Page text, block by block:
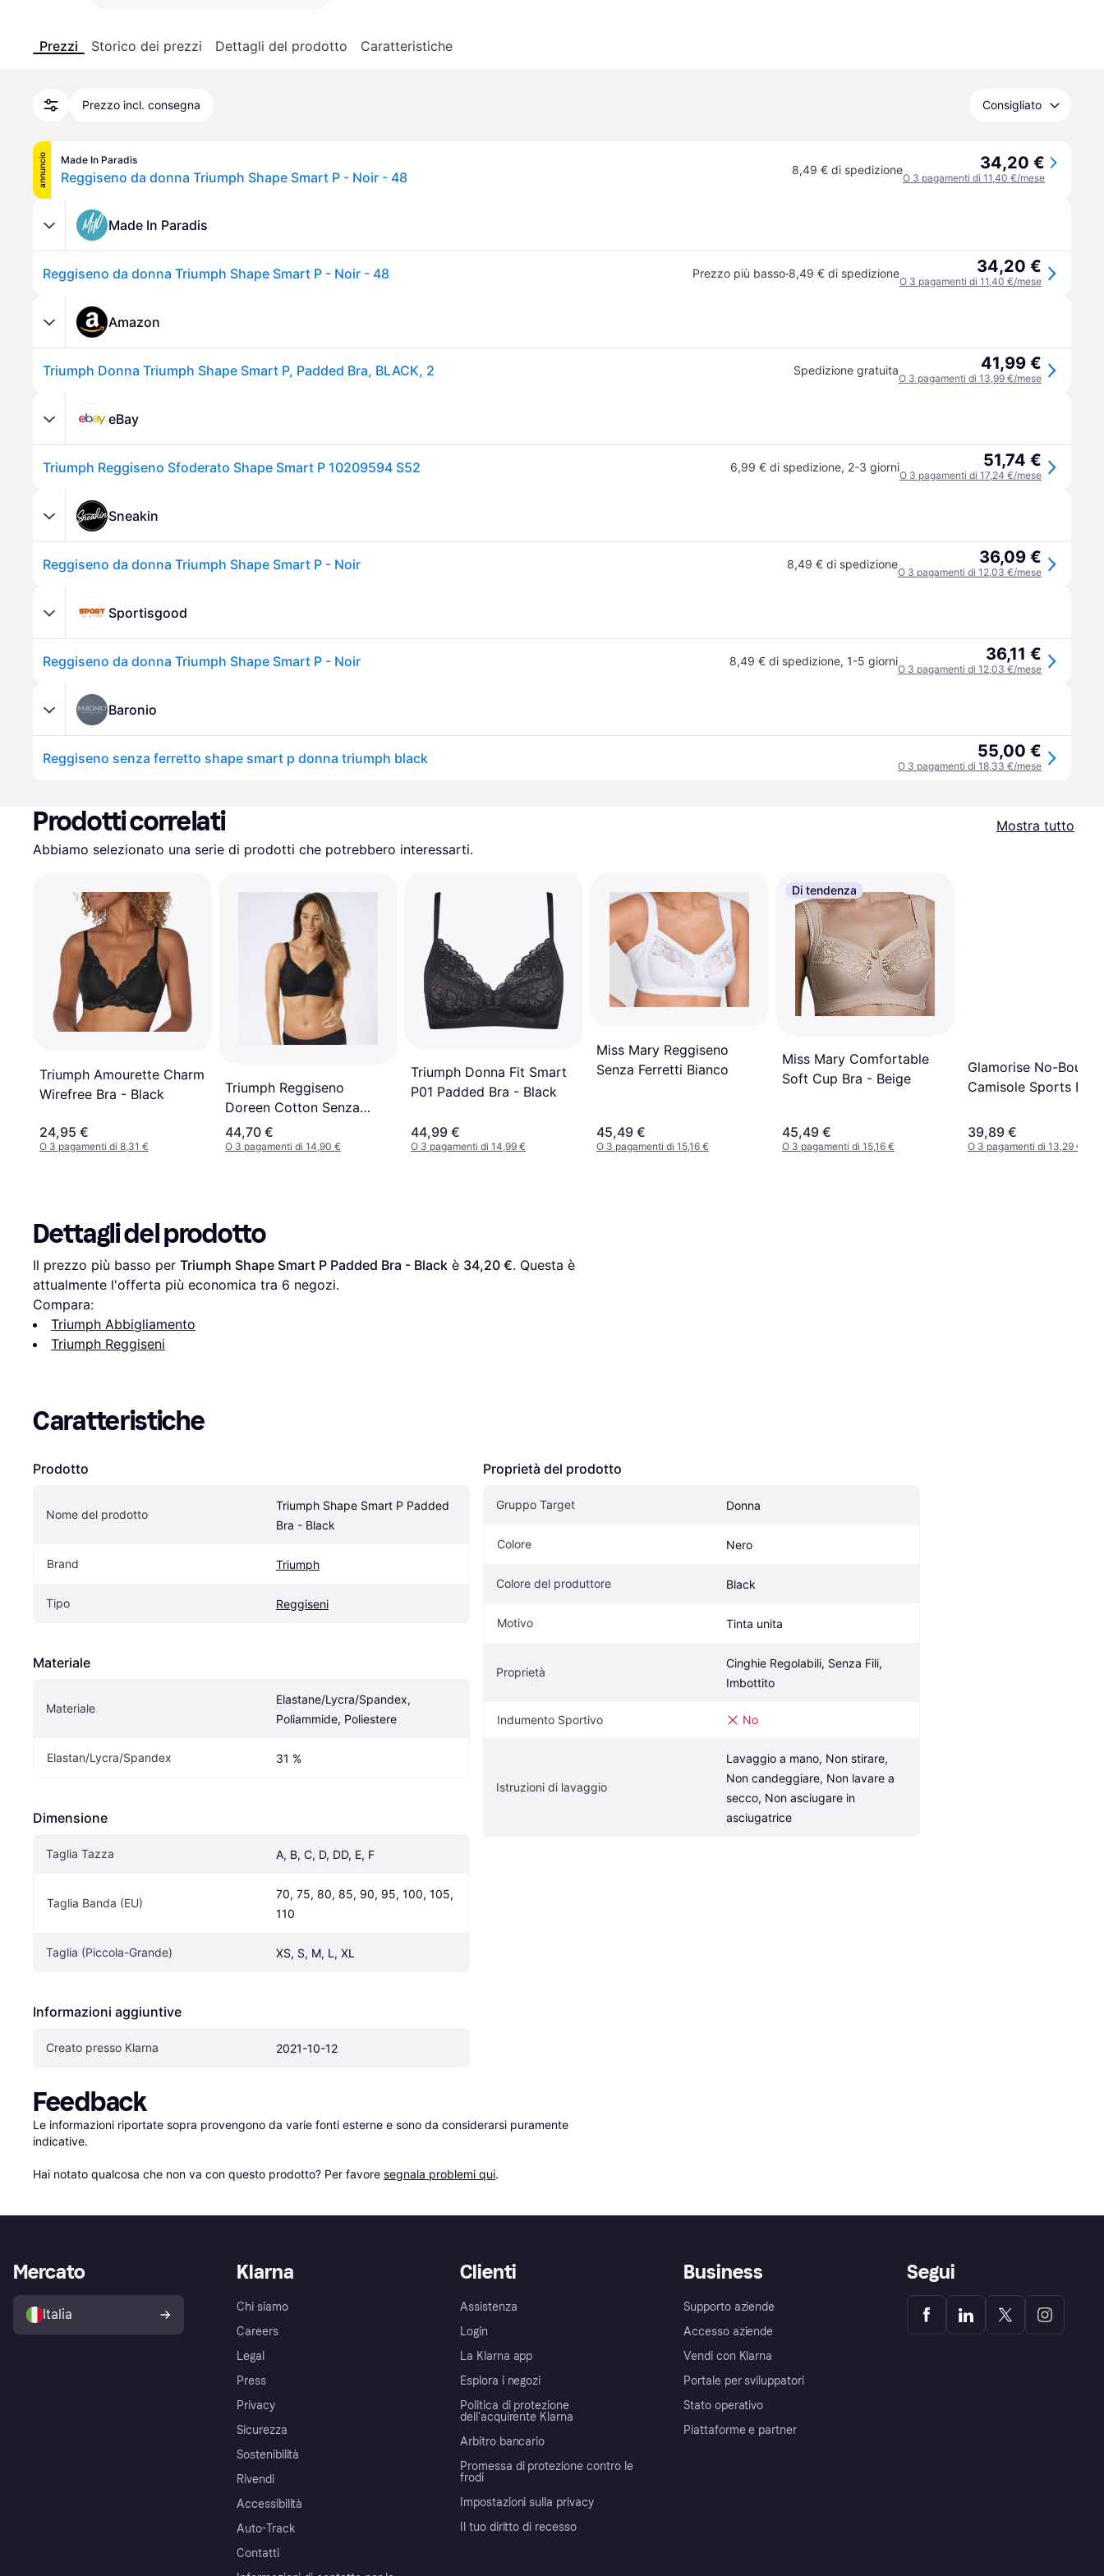
Prezzi Storico dei prezzi Dettagli del prodotto Caratteristiche
Prezzo incl. consegna Consigliato
annuncio Made In Paradis
Reggiseno da donna Triumph Shape Smart P - Noir - 48 8,49 € di spedizione 34,20 €
O 3 pagamenti di 11,40 €/mese
Made In Paradis
Reggiseno da donna Triumph Shape Smart P - Noir - 48 Prezzo più basso·8,49 € di spedizione 34,20 €
O 3 pagamenti di 11,40 €/mese
Amazon
Triumph Donna Triumph Shape Smart P, Padded Bra, BLACK, 2 Spedizione gratuita 41,99 €
O 3 pagamenti di 13,99 €/mese
eBay
Triumph Reggiseno Sfoderato Shape Smart P 10209594 S52 6,99 € di spedizione, 2-3 giorni 51,74 €
O 3 pagamenti di 17,24 €/mese
Sneakin
Reggiseno da donna Triumph Shape Smart P - Noir 8,49 € di spedizione 36,09 €
O 3 pagamenti di 12,03 €/mese
Sportisgood
Reggiseno da donna Triumph Shape Smart P - Noir 8,49 € di spedizione, 1-5 giorni 36,11 €
O 3 pagamenti di 12,03 €/mese
Baronio
Reggiseno senza ferretto shape smart p donna triumph black 55,00 €
O 3 pagamenti di 18,33 €/mese
Prodotti correlati
Mostra tutto
Abbiamo selezionato una serie di prodotti che potrebbero interessarti.
Triumph Amourette Charm
Wirefree Bra - Black
24,95 €
O 3 pagamenti di 8,31 €
Triumph Reggiseno
Doreen Cotton Senza
Ferretto Donna Nero C
44,70 €
O 3 pagamenti di 14,90 €
Triumph Donna Fit Smart
P01 Padded Bra - Black
44,99 €
O 3 pagamenti di 14,99 €
Miss Mary Reggiseno
Senza Ferretti Bianco
45,49 €
O 3 pagamenti di 15,16 €
Di tendenza
Miss Mary Comfortable
Soft Cup Bra - Beige
45,49 €
O 3 pagamenti di 15,16 €
Glamorise No-Bounce
Camisole Sports Bra
39,89 €
O 3 pagamenti di 13,29 €
Dettagli del prodotto
Il prezzo più basso per Triumph Shape Smart P Padded Bra - Black è 34,20 €. Questa è
attualmente l'offerta più economica tra 6 negozi.
Compara:
Triumph Abbigliamento
Triumph Reggiseni
Caratteristiche
Prodotto
Nome del prodotto
Triumph Shape Smart P Padded
Bra - Black
Brand Triumph
Tipo Reggiseni
Materiale
Materiale
Elastane/Lycra/Spandex,
Poliammide, Poliestere
Elastan/Lycra/Spandex 31 %
Dimensione
Taglia Tazza A, B, C, D, DD, E, F
Taglia Banda (EU)
70, 75, 80, 85, 90, 95, 100, 105,
110
Taglia (Piccola-Grande) XS, S, M, L, XL
Informazioni aggiuntive
Creato presso Klarna 2021-10-12
Proprietà del prodotto
Gruppo Target Donna
Colore Nero
Colore del produttore Black
Motivo Tinta unita
Proprietà
Cinghie Regolabili, Senza Fili,
Imbottito
Indumento Sportivo No
Istruzioni di lavaggio
Lavaggio a mano, Non stirare,
Non candeggiare, Non lavare a
secco, Non asciugare in
asciugatrice
Feedback
Le informazioni riportate sopra provengono da varie fonti esterne e sono da considerarsi puramente
indicative.
Hai notato qualcosa che non va con questo prodotto? Per favore segnala problemi qui.
Klarna
Chi siamo
Careers
Legal
Press
Privacy
Sicurezza
Sostenibilità
Rivendi
Accessibilità
Auto-Track
Contatti
Clienti
Assistenza
Login
La Klarna app
Esplora i negozi
Politica di protezione
dell'acquirente Klarna
Arbitro bancario
Promessa di protezione contro le
frodi
Impostazioni sulla privacy
Il tuo diritto di recesso
Business
Supporto aziende
Accesso aziende
Vendi con Klarna
Portale per sviluppatori
Stato operativo
Piattaforme e partner
Mercato
Italia
Segui